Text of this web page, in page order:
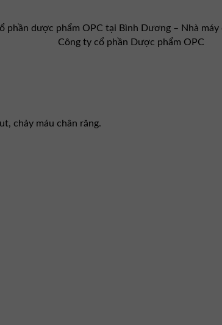
phần dược phẩm OPC tại Bình Dương – Nhà máy
Công ty cổ phần Dược phẩm OPC
chảy máu chân răng.